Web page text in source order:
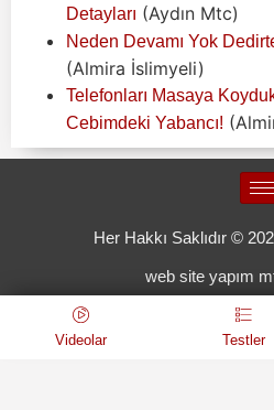
Detayları (Aydın Mtc)
Neden Devamı Yok
(Almira İslimyeli)
Telefonları Masaya
Cebimdeki Yabancı!
Her Hakkı Saklıdır ©
web site yapım
Videolar Testler